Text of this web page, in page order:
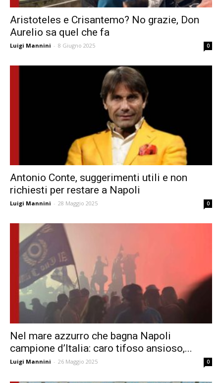
Aristoteles e Crisantemo? No grazie, Don
Aurelio sa quel che fa
Luigi Mannini - 8 Giugno 2025 0
Antonio Conte, suggerimenti utili e non
richiesti per restare a Napoli
Luigi Mannini - 28 Maggio 2025 0
Nel mare azzurro che bagna Napoli
campione d’Italia: caro tifoso ansioso,...
Luigi Mannini - 26 Maggio 2025 0